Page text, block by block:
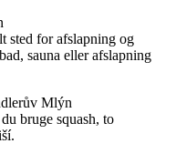
sted for afslapning og
sauna eller afslapning
Mlýn
bruge squash, to